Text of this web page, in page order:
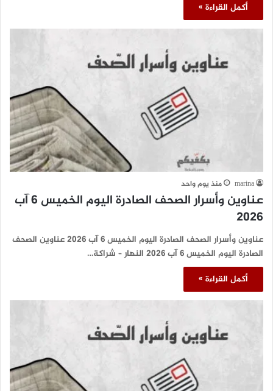
أكمل القراءة »
marina منذ يوم واحد
عناوين وأسرار الصحف الصادرة اليوم الخميس 6 آب
2026
عناوين وأسرار الصحف الصادرة اليوم الخميس 6 آب 2026 عناوين الصحف
الصادرة اليوم الخميس 6 آب 2026 النهار – شراكة…
أكمل القراءة »